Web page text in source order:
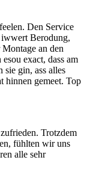
Den Service
Berodung,
an den
exact, dass am
sie gin, ass alles
hinnen gemeet. Top
Trotzdem
fühlten wir uns
alle sehr